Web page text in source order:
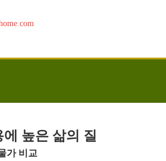
높은 삶의 질
가 비교